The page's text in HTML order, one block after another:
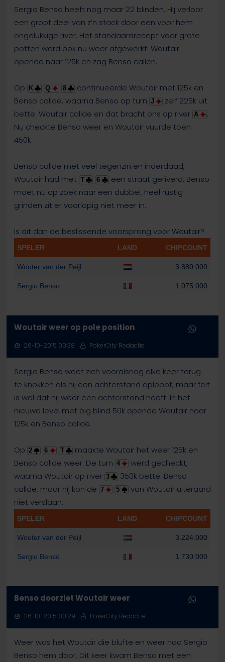
Sergio Benso heeft nog maar 22 blinden. Hij verloor
een groot deel van z’n stack door een voor hem
ongelukkige river. Het standaardrecept voor grote
potten werd ook nu weer afgewerkt: Woutair
opende naar 125k en zag Benso callen.
Op K Q 8
continueerde Woutair met 125k en
Benso callde, waarna Benso op turn J
zelf 225k uit
bette. Woutair callde en dat bracht ons op river A
.
Nu checkte Benso weer en Woutair vuurde toen
450k.
Benso callde met veel tegenzin en inderdaad,
Woutair had met T 6
een straat geriverd. Benso
moet nu op zoek naar een dubbel, heel rustig
grinden zit er voorlopig niet meer in.
Is dit dan de beslissende voorsprong voor Woutair?
SPELER LAND CHIPCOUNT
Wouter van der Peijl 3.880.000
Sergio Benso 1.075.000
Woutair weer op pole position
26-10-2015 00:38 PokerCity Redactie
Sergio Benso weet zich vooralsnog elke keer terug
te knokken als hij een achterstand oploopt, maar feit
is wel dat hij weer een achterstand heeft. In het
nieuwe level met big blind 50k opende Woutair naar
125k en Benso callde.
Op 2 6 T
maakte Woutair het weer 125k en
Benso callde weer. De turn 4
werd gecheckt,
waarna Woutair op river 3
350k bette. Benso
callde, maar hij kon de 7 5
van Woutair uiteraard
niet verslaan.
SPELER LAND CHIPCOUNT
Wouter van der Peijl 3.224.000
Sergio Benso 1.730.000
Benso doorziet Woutair weer
26-10-2015 00:29 PokerCity Redactie
Weer was het Woutair die blufte en weer had Sergio
Benso hem door. Dit keer kwam Benso met een